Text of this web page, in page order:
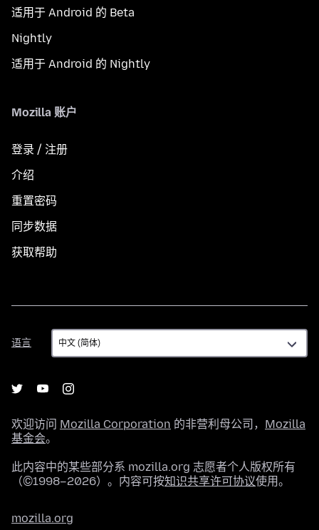
适用于 Android 的 Beta
Nightly
适用于 Android 的 Nightly
Mozilla 账户
登录 / 注册
介绍
重置密码
同步数据
获取帮助
语言
语
言
欢迎访问 Mozilla Corporation 的非营利母公司， Mozilla
基金会。
此内容中的某些部分系 mozilla.org 志愿者个人版权所有
（©1998–2026）。内容可按知识共享许可协议使用。
mozilla.org